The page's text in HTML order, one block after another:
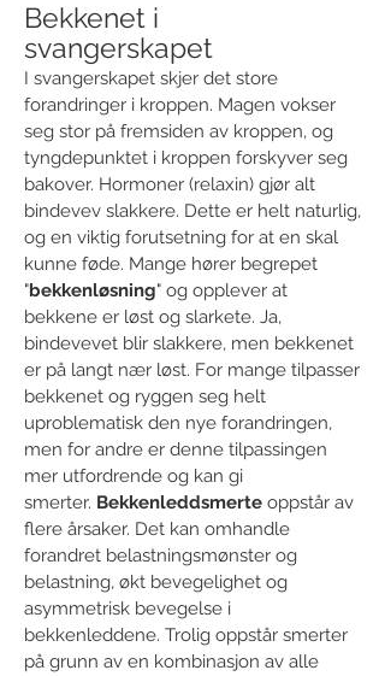
Bekkenet i
svangerskapet
I svangerskapet skjer det store
forandringer i kroppen. Magen vokser
seg stor på fremsiden av kroppen, og
tyngdepunktet i kroppen forskyver seg
bakover. Hormoner (relaxin) gjør alt
bindevev slakkere. Dette er helt naturlig,
og en viktig forutsetning for at en skal
kunne føde. Mange hører begrepet
"bekkenløsning" og opplever at
bekkene er løst og slarkete. Ja,
bindevevet blir slakkere, men bekkenet
er på langt nær løst. For mange tilpasser
bekkenet og ryggen seg helt
uproblematisk den nye forandringen,
men for andre er denne tilpassingen
mer utfordrende og kan gi
smerter. Bekkenleddsmerte oppstår av
flere årsaker. Det kan omhandle
forandret belastningsmønster og
belastning, økt bevegelighet og
asymmetrisk bevegelse i
bekkenleddene. Trolig oppstår smerter
på grunn av en kombinasjon av alle